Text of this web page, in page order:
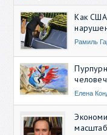
Как США
Рамиль
Елена